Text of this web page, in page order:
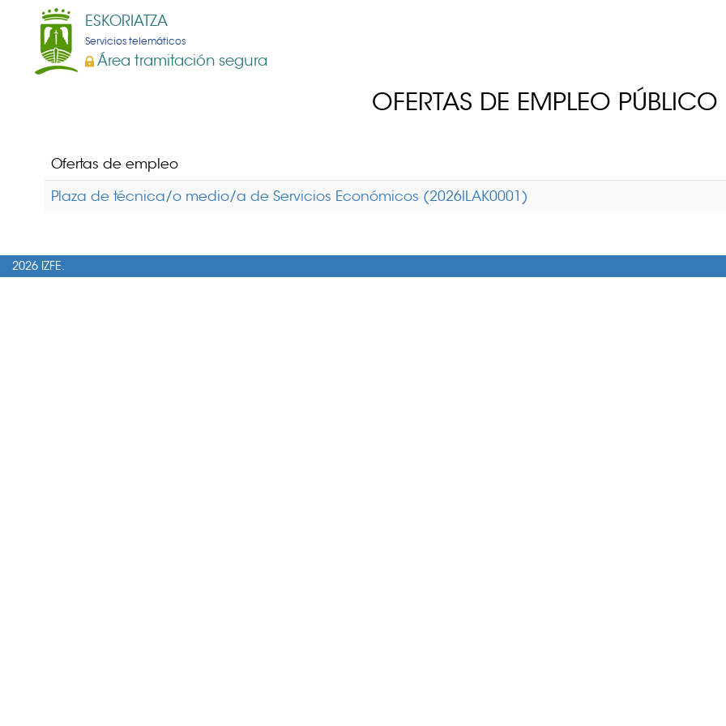
ESKORIATZA
Servicios telemáticos
Área tramitación segura
OFERTAS DE EMPLEO PÚBLICO
Ofertas de empleo
Plaza de técnica/o medio/a de Servicios Económicos (2026ILAK0001)
2026 IZFE.